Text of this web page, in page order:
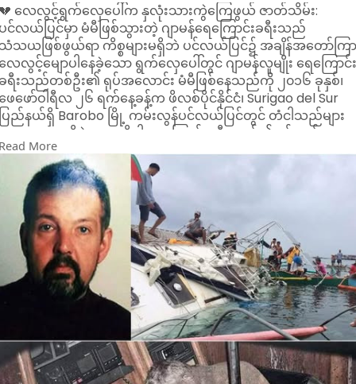
လေလွင့်ရွက်လှေပေါ်က နှလုံးသားကွဲကြေဖွယ် ဇာတ်သိမ်း:
င်လယ်ပြင်မှာ မံမီဖြစ်သွားတဲ့ ဂျာမန်ရေကြောင်းခရီးသည်
သယဖြစ်ဖွယ်ရာ ကိစ္စများမရှိဘဲ ပင်လယ်ပြင်၌ အချိန်အတော်ကြ
ေလွင့်မျောပါနေခဲ့သော ရွက်လှေပေါ်တွင် ဂျာမန်လူမျိုး ရေကြောင်
ရီးသည်တစ်ဦး၏ ရုပ်အလောင်း မံမီဖြစ်နေသည်ကို ၂၀၁၆ ခုနှစ်၊
ေဖော်ဝါရီလ ၂၆ ရက်နေ့ခန့်က ဖိလစ်ပိုင်နိုင်ငံ၊ Surigao del Sur
ြည်နယ်ရှိ Barobo မြို့ ကမ်းလွန်ပင်လယ်ပြင်တွင် တံငါသည်များ
ရှာဖွေတွေ့ရှိခဲ့ရာ အဆိုပါ ရေကြောင်းခရီးသည်၏ ဝမ်းနည်း
ယ်ရာ ဇာတ်သိမ်းခန်းကို ကမ္ဘာက သိရှိခဲ့ရပါတယ်။ ရွက်လှေကို
စ်ဆေးမှုများအရ ၎င်းသည် Manfred Fritz Bajorat အမည်ရှိ
သက် ၅၉ နှစ်အရွယ် ဂျာမန်လူမျိုး ရေကြောင်းခရီးသည်
ြစ်ကြောင်း ဖော်ထုတ်နိုင်ခဲ့ပါတယ်။
၏ ခန္ဓာကိုယ်သည် ရွက်လှေအတွင်း ရေဒီယိုခန်းရှိ စားပွဲ
င် ထိုင်လျက်အနေအထားဖြင့် လက်တစ်ဖက်က စားပွဲပေါ်တွင် မှီ
ေကာ မံမီသဖွယ် တည်ရှိနေခဲ့ပြီး၊ ခြောက်သွေ့သော ပင်လယ်လေ၊
ားဓာတ်နှင့် အပူချိန်တို့ ပေါင်းစပ်မှုကြောင့် သဘာဝအတိုင်း
န်းသိမ်းခံထားရခြင်း ဖြစ်တယ်လို့ ကျွမ်းကျင်သူများက မှတ်ချက်
ြုကြပါတယ်။ စုံစမ်းစစ်ဆေးသူများက လူသတ်မှု သို့မဟုတ်
ာဇဝတ်မှု လက္ခဏာ တစ်စုံတစ်ရာမှ မတွေ့ရှိရဘဲ၊ ၎င်းသည်
တ်တရက် နှလုံးရောဂါဖောက်ပြန်ခြင်း (acute myocardial
ကြောင့် တစ်ပတ်ခန့်အတွင်း ကွယ်လွန်သွားခဲ့ခြင်းဖြစ်
င်ကြောင်း ကောက်ချက်ချခဲ့ပါတယ်။
More